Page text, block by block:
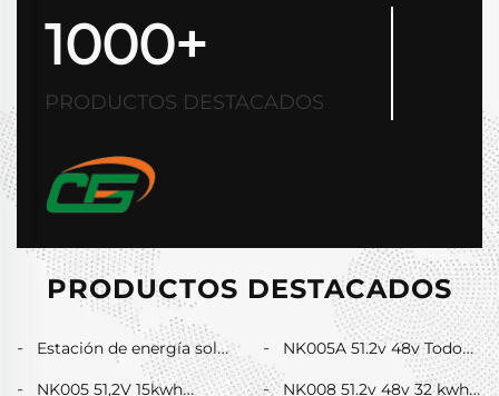
1000+
PRODUCTOS DESTACADOS
PRODUCTOS DESTACADOS
Estación de energía solar
portátil todo-en-uno BH-
NK005A 51.2v 48v Todo
en Uno Inversor de 5Kw y
NK005 51,2V 15kwh
NK008 51.2v 48v 32 kwh